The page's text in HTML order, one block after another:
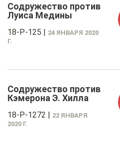
Содружество против
Луиса Медины
18-P-125 | 24 ЯНВАРЯ 2020
Г.
Содружество против
Кэмерона Э. Хилла
18-P-1272 | 22 ЯНВАРЯ
2020 Г.